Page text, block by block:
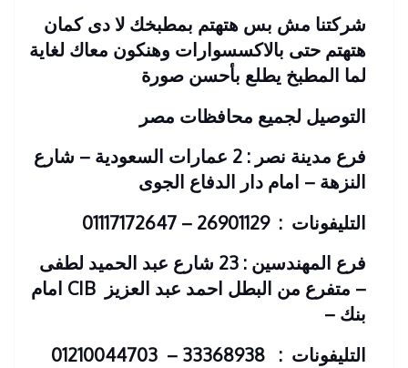
شركتنا مش بس هتهتم بمطبخك لا دى كمان
هتهتم حتى بالاكسسوارات وهنكون معاك لغاية
لما المطبخ يطلع بأحسن صورة
التوصيل لجميع محافظات مصر
فرع مدينة نصر : 2 عمارات السعودية – شارع
النزهة – امام دار الدفاع الجوى
التليفونات : 26901129 – 01117172647
فرع المهندسين : 23 شارع عبد الحميد لطفى
– متفرع من البطل احمد عبد العزيز
CIB امام
بنك –
التليفونات : 33368938 – 01210044703